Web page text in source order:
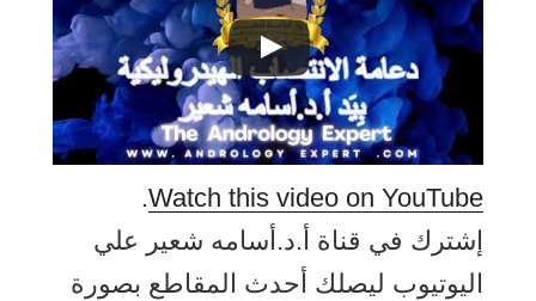
Watch this video on YouTube
.
إشترك في قناة أ.د.أسامه شعير علي
اليوتيوب ليصلك أحدث المقاطع بصورة